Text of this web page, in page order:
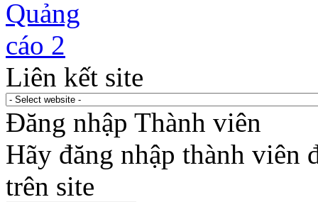
Liên kết site
Đăng nhập Thành viên
Hãy đăng nhập thành viên
trên site